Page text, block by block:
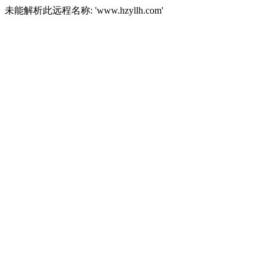
未能解析此远程名称: 'www.hzyllh.com'